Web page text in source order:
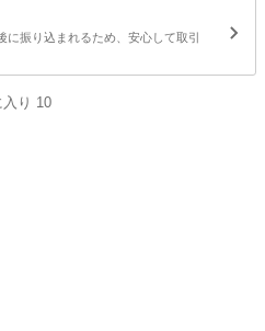
に振り込まれるため、安心して取引
入り 10